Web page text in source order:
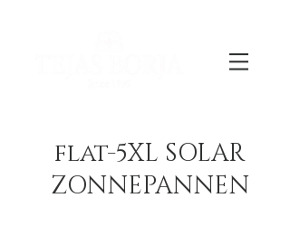
flat-5XL SOLAR
ZONNEPANNEN